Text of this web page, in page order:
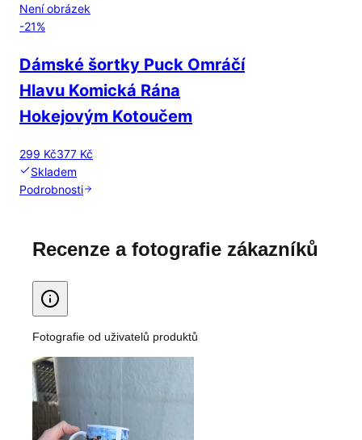
Není obrázek
-21%
Dámské šortky Puck Omráčí
Hlavu Komická Rána
Hokejovým Kotoučem
299 Kč377 Kč
Skladem
Podrobnosti
Recenze a fotografie zákazníků
Fotografie od uživatelů produktů